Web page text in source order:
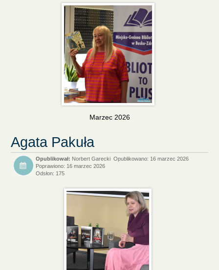
Marzec 2026
Agata Pakuła
Norbert Garecki Opublikowano: 16 marzec 2026
Poprawiono: 16 marzec 2026
Odsłon: 175